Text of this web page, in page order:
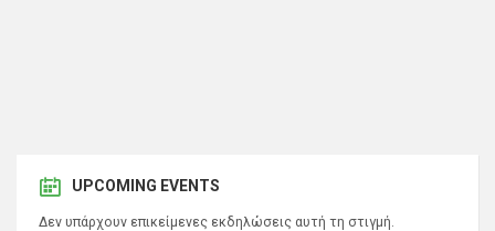
UPCOMING EVENTS
Δεν υπάρχουν επικείμενες εκδηλώσεις αυτή τη στιγμή.